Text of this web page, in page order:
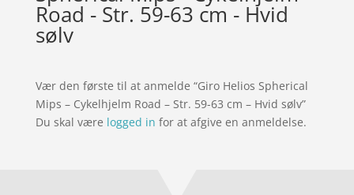
Road - Str. 59-63 cm - Hvid
sølv
Vær den første til at anmelde “Giro Helios Spherical
Mips – Cykelhjelm Road – Str. 59-63 cm – Hvid sølv”
Du skal være logged in for at afgive en anmeldelse.